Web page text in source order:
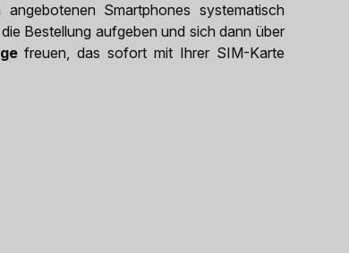
Smartphones systematisch
Bestellung aufgeben und sich dann über
freuen, das sofort mit Ihrer SIM-Karte